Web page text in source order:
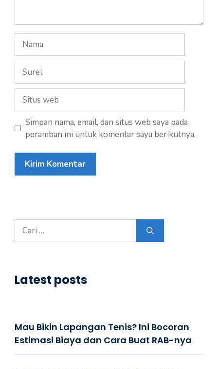
Nama
Surel
Situs
web
Simpan nama, email, dan situs web saya pada
peramban ini untuk komentar saya berikutnya.
Cari
untuk:
Latest posts
Mau Bikin Lapangan Tenis? Ini Bocoran
Estimasi Biaya dan Cara Buat RAB-nya